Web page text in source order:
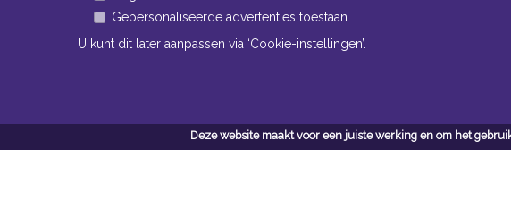
Deze website maakt voor een juiste werking en om het
Gepersonaliseerde advertenties toestaan
U kunt dit later aanpassen via ‘Cookie-instellingen’.